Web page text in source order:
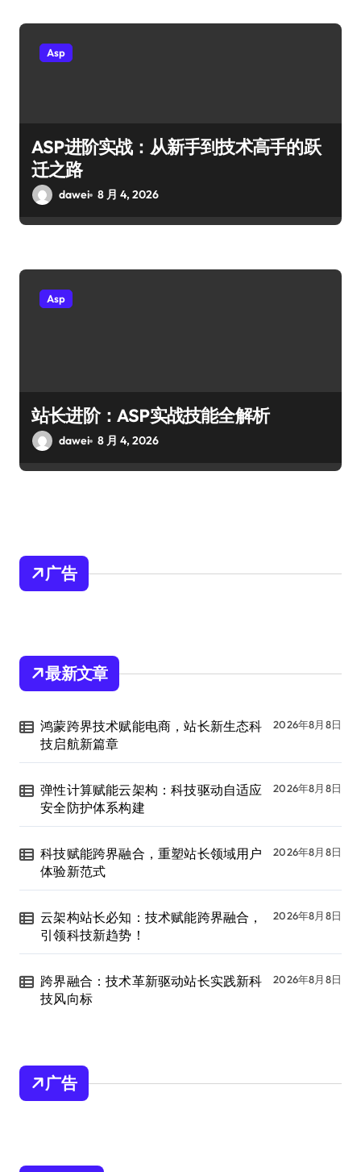
Asp
ASP进阶实战：从新手到技术高手的跃
迁之路
dawei 8 月 4, 2026
Asp
站长进阶：ASP实战技能全解析
dawei 8 月 4, 2026
广告
最新文章
鸿蒙跨界技术赋能电商，站长新生态科
技启航新篇章
2026年8月8日
弹性计算赋能云架构：科技驱动自适应
安全防护体系构建
2026年8月8日
科技赋能跨界融合，重塑站长领域用户
体验新范式
2026年8月8日
云架构站长必知：技术赋能跨界融合，
引领科技新趋势！
2026年8月8日
跨界融合：技术革新驱动站长实践新科
技风向标
2026年8月8日
广告